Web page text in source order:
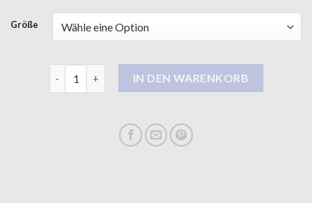
Größe
langer mantel damen MengeIN DEN WARENKORB